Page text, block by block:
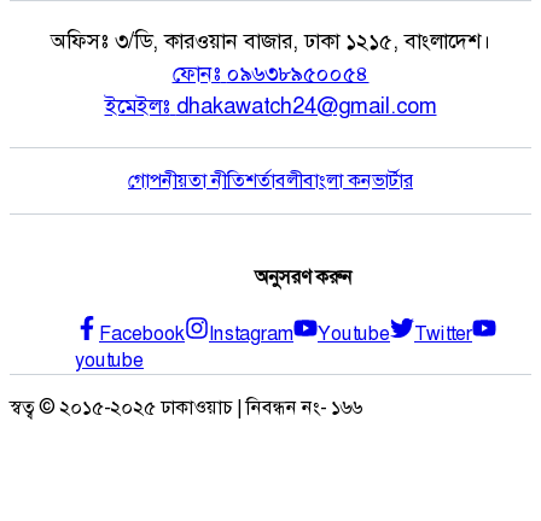
অফিসঃ ৩/ডি, কারওয়ান বাজার, ঢাকা ১২১৫, বাংলাদেশ।
ফোনঃ ০৯৬৩৮৯৫০০৫৪
ইমেইলঃ dhakawatch24@gmail.com
গোপনীয়তা নীতিশর্তাবলীবাংলা কনভার্টার
অনুসরণ করুন
Facebook Instagram Youtube
Twitter
youtube
স্বত্ব © ২০১৫-২০২৫ ঢাকাওয়াচ | নিবন্ধন নং- ১৬৬